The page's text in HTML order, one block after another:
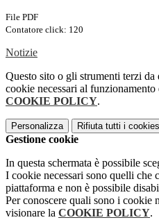
File PDF
Contatore click: 120
Notizie
Questo sito o gli strumenti terzi
cookie necessari al
COOKIE POLICY.
Personalizza Rifiuta tutti i cookies
Gestione cookie
In questa schermata è possibile
I cookie necessari sono quelli che
piattaforma e non è possibile
Per conoscere quali sono i cookie
visionare la COOKIE POLICY.